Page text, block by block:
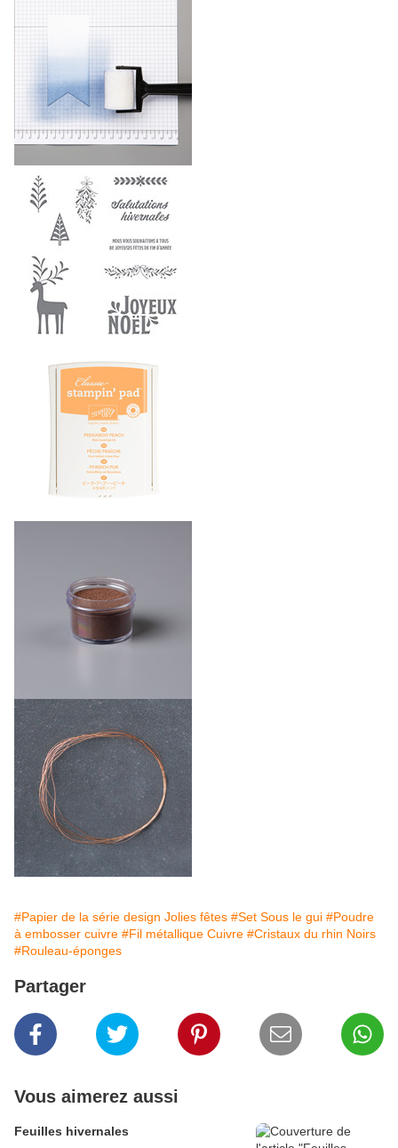
#Papier de la série design Jolies fêtes #Set Sous le gui #Poudre
à embosser cuivre #Fil métallique Cuivre #Cristaux du rhin Noirs
#Rouleau-éponges
Partager
Vous aimerez aussi
Feuilles hivernales